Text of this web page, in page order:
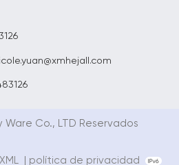
Co., LTD Reservados
XML política de privacidad